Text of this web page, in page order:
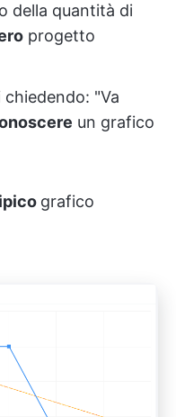
della quantità di
progetto
"Va
un grafico
grafico